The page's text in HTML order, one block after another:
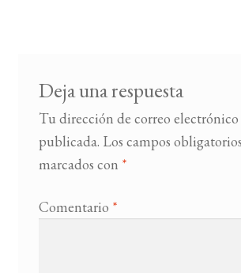
Deja una respuesta
Tu dirección de correo electrónico
publicada. Los campos
marcados con *
Comentario *